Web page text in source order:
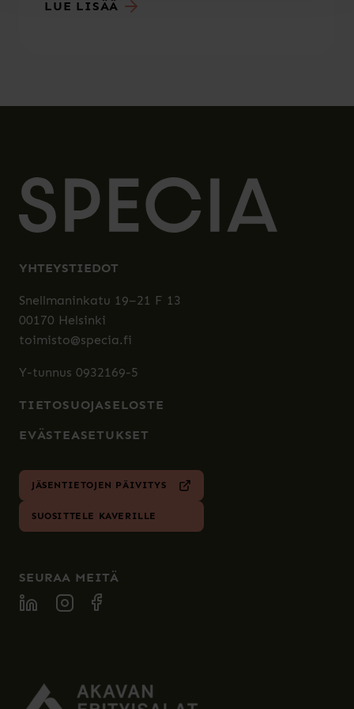
LUE LISÄÄ
YHTEYSTIEDOT
Snellmaninkatu 19–21 F 13
00170 Helsinki
toimisto@specia.fi
Y-tunnus 0932169-5
TIETOSUOJASELOSTE
EVÄSTEASETUKSET
JÄSENTIETOJEN PÄIVITYS
SUOSITTELE KAVERILLE
SEURAA MEITÄ
SPECIA LINKEDIN
SPECIA INSTAGRAM
SPECIA FACEBOOK